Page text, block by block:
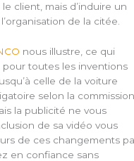
client, mais d’induire un
de la citée.
nous illustre, ce qui
toutes les inventions
celle de la voiture
selon la
la publicité ne vous
de sa vidéo vous
de ces changements
en confiance sans